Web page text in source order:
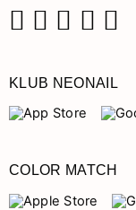
KLUB NEONAIL
COLOR MATCH